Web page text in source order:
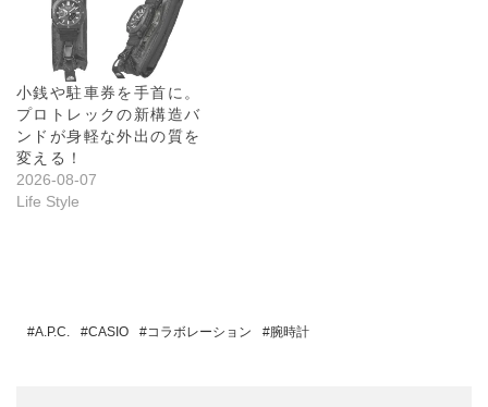
小銭や駐車券を手首に。
プロトレックの新構造バ
ンドが身軽な外出の質を
変える！
2026-08-07
Life Style
A.P.C. CASIO コラボレーション 腕時計